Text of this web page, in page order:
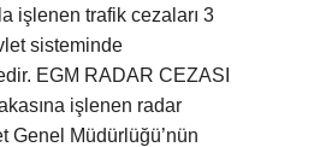
işlenen trafik cezaları 3
sisteminde
EGM RADAR CEZASI
işlenen radar
Genel Müdürlüğü’nün